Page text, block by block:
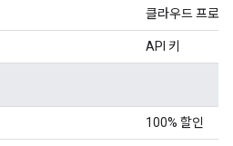
클라우드 프로
API 키
100% 할인